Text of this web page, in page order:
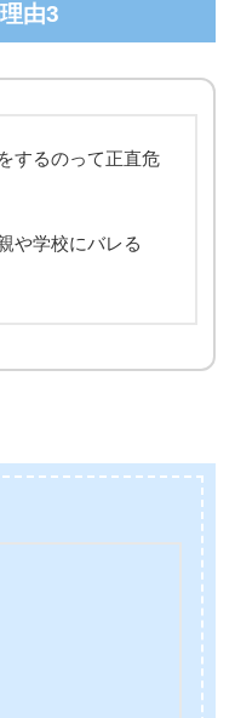
由3
するのって正直危
や学校にバレる